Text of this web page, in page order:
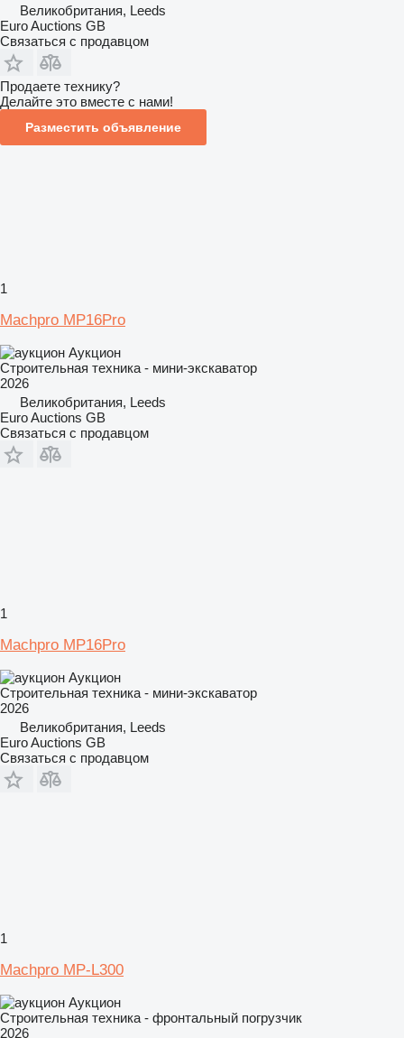
Великобритания, Leeds
Euro Auctions GB
Связаться с продавцом
Продаете технику?
Делайте это вместе с нами!
Разместить объявление
1
Machpro MP16Pro
Аукцион
Строительная техника - мини-экскаватор
2026
Великобритания, Leeds
Euro Auctions GB
Связаться с продавцом
1
Machpro MP16Pro
Аукцион
Строительная техника - мини-экскаватор
2026
Великобритания, Leeds
Euro Auctions GB
Связаться с продавцом
1
Machpro MP-L300
Аукцион
Строительная техника - фронтальный погрузчик
2026